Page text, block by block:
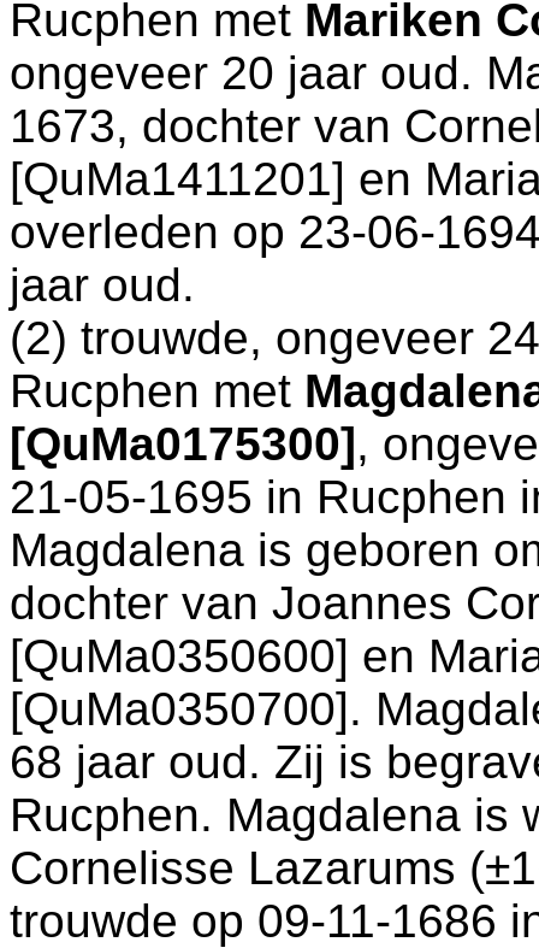
Rucphen met Mariken
ongeveer 20 jaar oud.
1673, dochter van
[QuMa1411201] en
overleden op 23-06-
jaar oud.
(2) trouwde, ongeveer
Rucphen met
[QuMa0175300],
21-05-1695 in Rucphen
Magdalena is geboren
dochter van Joannes
[QuMa0350600] en
[QuMa0350700].
68 jaar oud. Zij is
Rucphen. Magdalena is
Cornelisse Lazarums
trouwde op 09-11-1686